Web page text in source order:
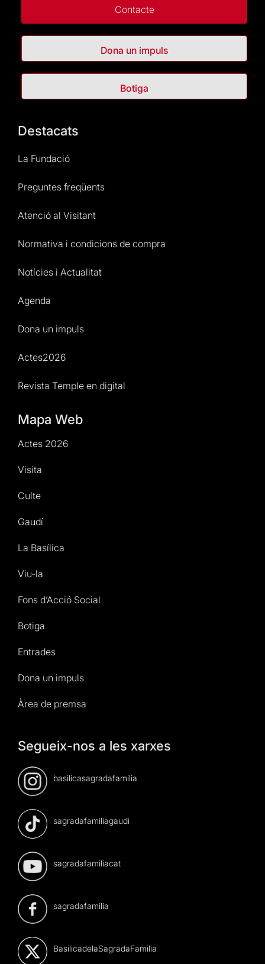
Contacte
Dona un impuls
Botiga
Destacats
La Fundació
Preguntes freqüents
Atenció al Visitant
Normativa i condicions de compra
Notícies i Actualitat
Agenda
Dona un impuls
Actes2026
Revista Temple en digital
Mapa Web
Actes 2026
Visita
Culte
Gaudí
La Basílica
Viu-la
Fons d’Acció Social
Botiga
Entrades
Dona un impuls
Àrea de premsa
Segueix-nos a les xarxes
basilicasagradafamilia
sagradafamiliagaudi
sagradafamiliacat
sagradafamilia
BasilicadelaSagradaFamilia